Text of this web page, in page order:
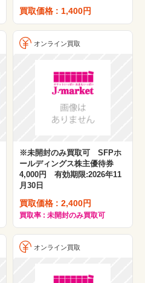
買取価格 : 1,400円
オンライン買取
※未開封のみ買取可 SFPホ
ールディングス株主優待券
4,000円 有効期限:2026年11
月30日
買取価格 : 2,400円
買取率 : 未開封のみ買取可
オンライン買取